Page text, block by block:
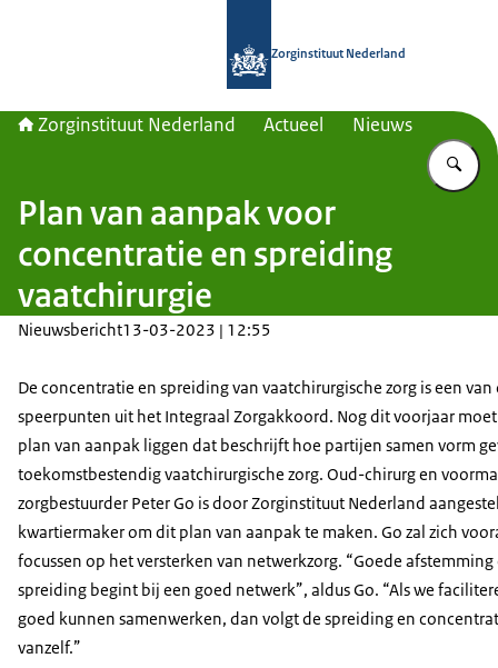
Zorginstituut Nederland
Zorginstituut Nederland Actueel Nieuws
Plan van aanpak voor
concentratie en spreiding
vaatchirurgie
Nieuwsbericht13-03-2023 | 12:55
De concentratie en spreiding van vaatchirurgische zorg is een van
speerpunten uit het Integraal Zorgakkoord. Nog dit voorjaar
plan van aanpak liggen dat beschrijft hoe partijen samen vorm
toekomstbestendig vaatchirurgische zorg. Oud-chirurg en
zorgbestuurder Peter Go is door Zorginstituut Nederland
kwartiermaker om dit plan van aanpak te maken. Go zal zich
focussen op het versterken van netwerkzorg. “Goede afstemming
spreiding begint bij een goed netwerk”, aldus Go. “Als we
goed kunnen samenwerken, dan volgt de spreiding en
vanzelf.”